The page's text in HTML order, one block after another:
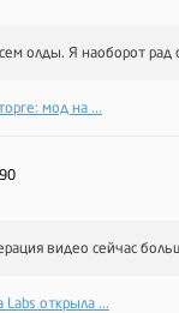
олды. Я наоборот рад
мод на ...
видео сейчас
Labs открыла ...